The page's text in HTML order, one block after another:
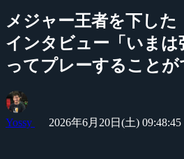
メジャー王者を下した
インタビュー「いまは
ってプレーすることが
Yossy 2026年6月20日(土) 09:48:45